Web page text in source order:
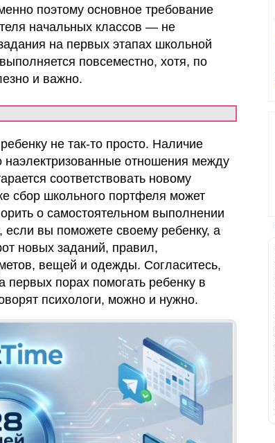
поэтому основное требование
начальных классов — не
на первых этапах школьной
повсеместно, хотя, по
и важно.
не так-то просто. Наличие
наэлектризованные отношения между
соответствовать новому
сбор школьного портфеля может
о самостоятельном выполнении
вы поможете своему ребенку, а
новых заданий, правил,
вещей и одежды. Согласитесь,
первых порах помогать ребенку в
психологи, можно и нужно.